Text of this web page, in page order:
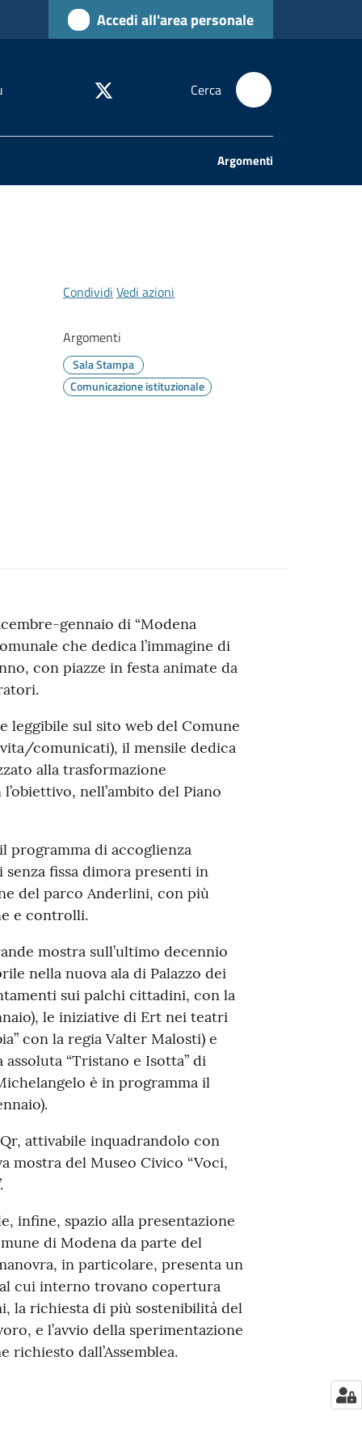
Accedi all'area personale
Cerca
Argomenti
Condividi Vedi azioni
Argomenti
Sala Stampa
Comunicazione istituzionale
gennaio di “Modena
che dedica l’immagine di
con piazze in festa animate da
leggibile sul sito web del Comune
comunicati), il mensile dedica
alla trasformazione
nell’ambito del Piano
programma di accoglienza
fissa dimora presenti in
del parco Anderlini, con più
e controlli.
mostra sull’ultimo decennio
nella nuova ala di Palazzo dei
sui palchi cittadini, con la
le iniziative di Ert nei teatri
con la regia Valter Malosti) e
“Tristano e Isotta” di
è in programma il
attivabile inquadrandolo con
mostra del Museo Civico “Voci,
infine, spazio alla presentazione
di Modena da parte del
in particolare, presenta un
cui interno trovano copertura
la richiesta di più sostenibilità del
e l’avvio della sperimentazione
dall’Assemblea.